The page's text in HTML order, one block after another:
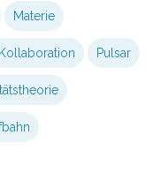
Materie
Pulsar